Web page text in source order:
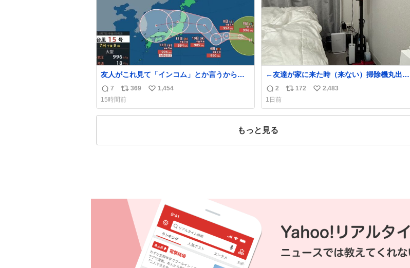
友人がこれ見て「インコム」とか言うから、
もうそれにしか見えなくなっちゃった。
返
信
数
7
リ
ポ
ス
369
い
ね
1,454
15時間前
←友達が家に来た時（来ない）掃除機丸出し
返
信
数
2
リ
ス
172
い
ね
2,483
1日前
もっと見る